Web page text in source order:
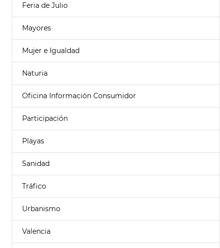
Feria de Julio
Mayores
Mujer e Igualdad
Naturia
Oficina Información Consumidor
Participación
Playas
Sanidad
Tráfico
Urbanismo
Valencia